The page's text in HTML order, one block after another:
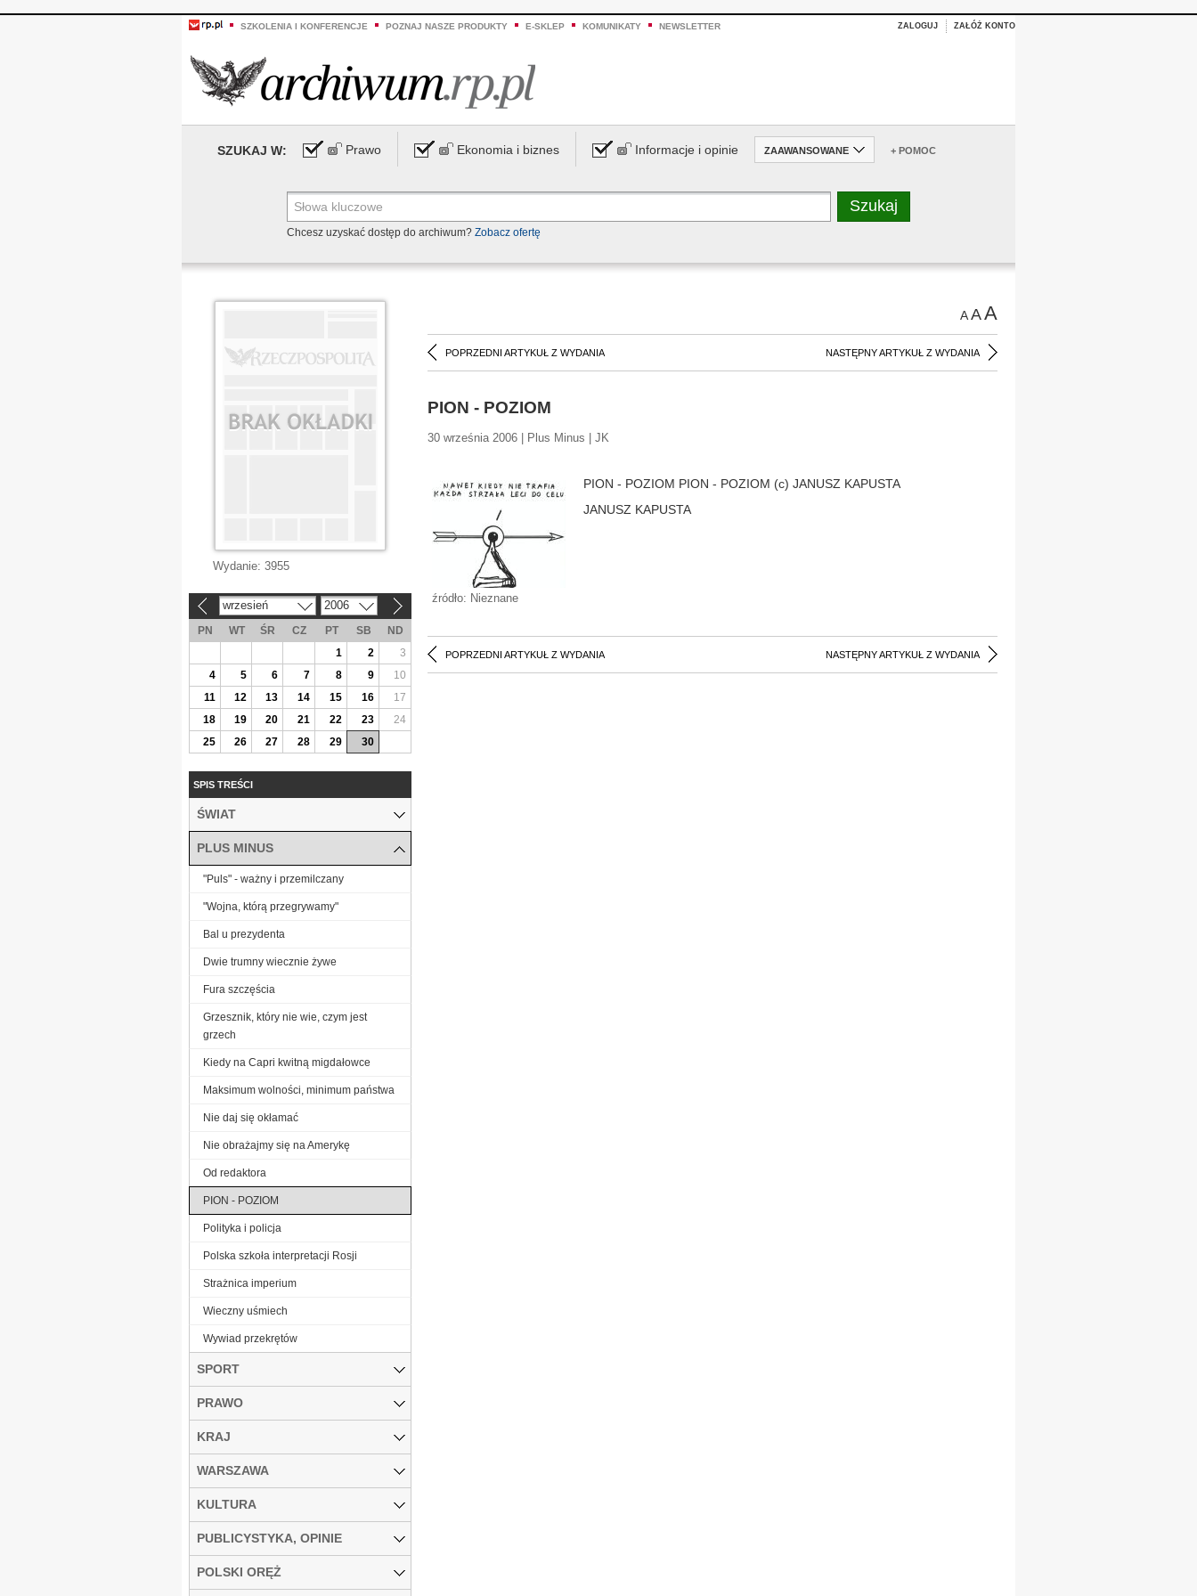
SZKOLENIA I KONFERENCJE POZNAJ NASZE PRODUKTY E-SKLEP KOMUNIKATY NEWSLETTER ZALOGUJ ZAŁÓŻ KONTO
SZUKAJ W: Prawo Ekonomia i biznes Informacje i opinie ZAAWANSOWANE + POMOC
Chcesz uzyskać dostęp do archiwum? Zobacz ofertę
AAA
POPRZEDNI ARTYKUŁ Z WYDANIA NASTĘPNY ARTYKUŁ Z WYDANIA
PION - POZIOM
30 września 2006 | Plus Minus | JK
źródło: Nieznane
PION - POZIOM PION - POZIOM (c) JANUSZ KAPUSTA
JANUSZ KAPUSTA
POPRZEDNI ARTYKUŁ Z WYDANIA NASTĘPNY ARTYKUŁ Z WYDANIA
Wydanie: 3955
wrzesień 2006
PN WT ŚR CZ PT SB
ND
1
2
3
4
5 6 7 8 9
10
11
12 13 14 15 16
17
18
19 20 21 22 23
24
25
26 27 28 29 30
SPIS TREŚCI
ŚWIAT
PLUS MINUS
"Puls" - ważny i przemilczany
"Wojna, którą przegrywamy"
Bal u prezydenta
Dwie trumny wiecznie żywe
Fura szczęścia
Grzesznik, który nie wie, czym jest
grzech
Kiedy na Capri kwitną migdałowce
Maksimum wolności, minimum państwa
Nie daj się okłamać
Nie obrażajmy się na Amerykę
Od redaktora
PION - POZIOM
Polityka i policja
Polska szkoła interpretacji Rosji
Strażnica imperium
Wieczny uśmiech
Wywiad przekrętów
SPORT
PRAWO
KRAJ
WARSZAWA
KULTURA
PUBLICYSTYKA, OPINIE
POLSKI ORĘŻ